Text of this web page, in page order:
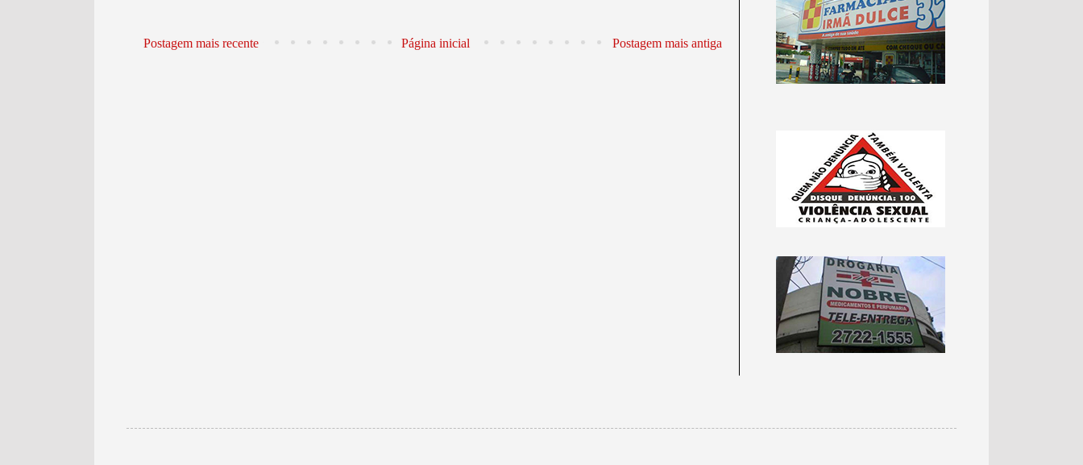
Postagem mais recente Postagem mais antiga
Página inicial